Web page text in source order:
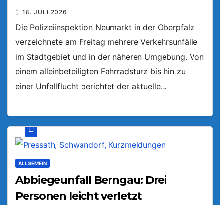
18. JULI 2026
Die Polizeiinspektion Neumarkt in der Oberpfalz
verzeichnete am Freitag mehrere Verkehrsunfälle
im Stadtgebiet und in der näheren Umgebung. Von
einem alleinbeteiligten Fahrradsturz bis hin zu
einer Unfallflucht berichtet der aktuelle…
ALLGEMEIN
Abbiegeunfall Berngau: Drei
Personen leicht verletzt